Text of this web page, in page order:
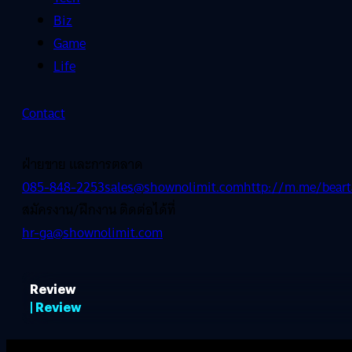
Biz
Game
Life
Contact
ฝ่ายขาย และการตลาด
085-848-2253sales@shownolimit.comhttp://m.me/
สมัครงาน/ฝึกงาน ติดต่อได้ที่
hr-ga@shownolimit.com
Review
| Review